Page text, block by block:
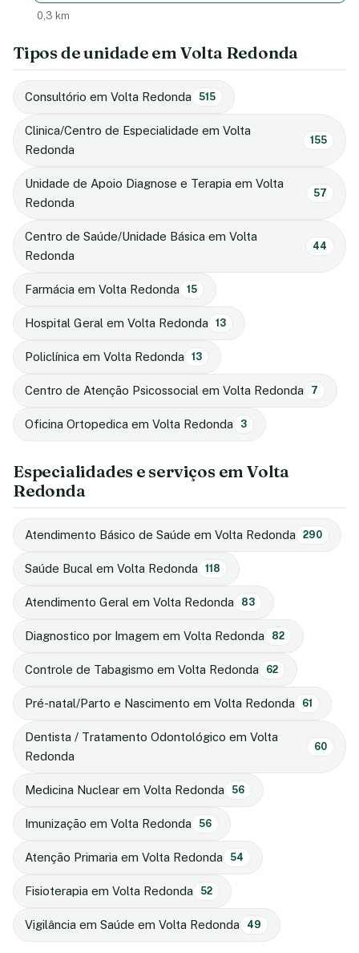
0,3 km
Tipos de unidade em Volta Redonda
Consultório em Volta Redonda 515
Clinica/Centro de Especialidade em Volta
Redonda
155
Unidade de Apoio Diagnose e Terapia em Volta
Redonda
57
Centro de Saúde/Unidade Básica em Volta
Redonda
44
Farmácia em Volta Redonda 15
Hospital Geral em Volta Redonda 13
Policlínica em Volta Redonda 13
Centro de Atenção Psicossocial em Volta Redonda 7
Oficina Ortopedica em Volta Redonda 3
Especialidades e serviços em Volta
Redonda
Atendimento Básico de Saúde em Volta Redonda 290
Saúde Bucal em Volta Redonda 118
Atendimento Geral em Volta Redonda 83
Diagnostico por Imagem em Volta Redonda 82
Controle de Tabagismo em Volta Redonda 62
Pré-natal/Parto e Nascimento em Volta Redonda 61
Dentista / Tratamento Odontológico em Volta
Redonda
60
Medicina Nuclear em Volta Redonda 56
Imunização em Volta Redonda 56
Atenção Primaria em Volta Redonda 54
Fisioterapia em Volta Redonda 52
Vigilância em Saúde em Volta Redonda 49